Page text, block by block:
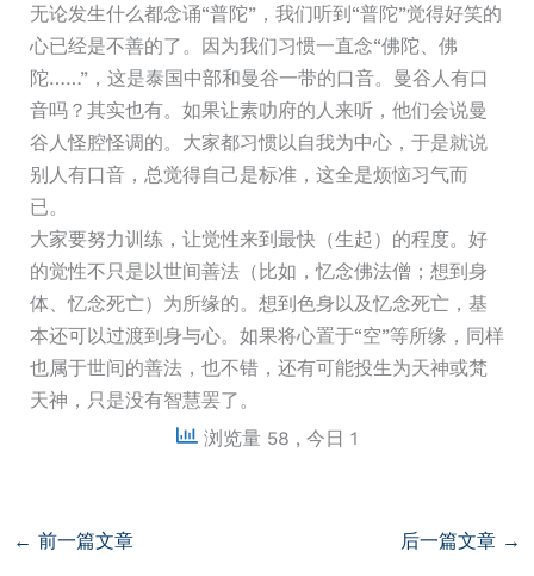
无论发生什么都念诵“普陀”，我们听到“普陀”觉得好笑的
心已经是不善的了。因为我们习惯一直念“佛陀、佛
陀……”，这是泰国中部和曼谷一带的口音。曼谷人有口
音吗？其实也有。如果让素叻府的人来听，他们会说曼
谷人怪腔怪调的。大家都习惯以自我为中心，于是就说
别人有口音，总觉得自己是标准，这全是烦恼习气而
已。
大家要努力训练，让觉性来到最快（生起）的程度。好
的觉性不只是以世间善法（比如，忆念佛法僧；想到身
体、忆念死亡）为所缘的。想到色身以及忆念死亡，基
本还可以过渡到身与心。如果将心置于“空”等所缘，同样
也属于世间的善法，也不错，还有可能投生为天神或梵
天神，只是没有智慧罢了。
浏览量 58 , 今日 1
← 前一篇文章 后一篇文章 →